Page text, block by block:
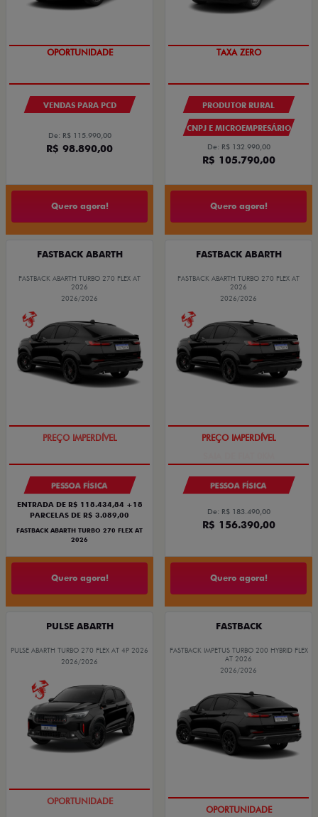
OPORTUNIDADE
VENDAS PARA PCD
De: R$ 115.990,00
R$ 98.890,00
Quero agora!
TAXA ZERO
PRODUTOR RURAL
CNPJ E MICROEMPRESÁRIO
De: R$ 132.990,00
R$ 105.790,00
Quero agora!
FASTBACK ABARTH
FASTBACK ABARTH TURBO 270 FLEX AT
2026
2026/2026
TAXA ZERO
PESSOA FÍSICA
ENTRADA DE R$ 118.434,84 +18
PARCELAS DE R$ 3.089,00
FASTBACK ABARTH TURBO 270 FLEX AT
2026
Quero agora!
FASTBACK ABARTH
FASTBACK ABARTH TURBO 270 FLEX AT
2026
2026/2026
SAIA DE FIAT 0KM
PESSOA FÍSICA
De: R$ 183.490,00
R$ 156.390,00
Quero agora!
PULSE ABARTH
PULSE ABARTH TURBO 270 FLEX AT 4P 2026
2026/2026
TAXA ZERO
FASTBACK
FASTBACK IMPETUS TURBO 200 HYBRID FLEX
AT 2026
2026/2026
PREÇO IMPERDÍVEL